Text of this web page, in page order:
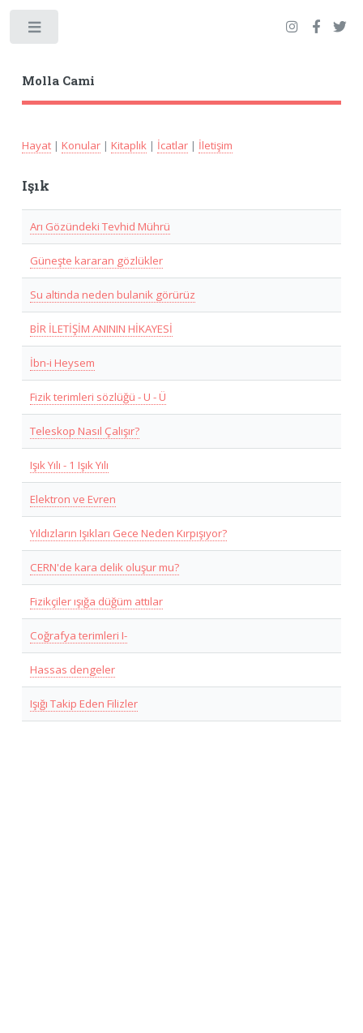
Molla Cami
Hayat| Konular| Kitaplık| İcatlar| İletişim
Işık
Arı Gözündeki Tevhid Mührü
Güneşte kararan gözlükler
Su altinda neden bulanik görürüz
BİR İLETİŞİM ANININ HİKAYESİ
İbn-i Heysem
Fizik terimleri sözlüğü - U - Ü
Teleskop Nasıl Çalışır?
Işık Yılı - 1 Işık Yılı
Elektron ve Evren
Yıldızların Işıkları Gece Neden Kırpışıyor?
CERN'de kara delik oluşur mu?
Fizikçiler ışığa düğüm attılar
Coğrafya terimleri I-
Hassas dengeler
Işığı Takip Eden Filizler